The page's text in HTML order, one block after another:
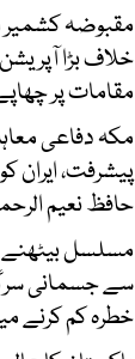
مقبوضہ
مقامات پر
مکہ دفاعی
پیشرفت، ایران
حافظ نعیم
مسلسل بیٹھنے
سے جسمانی
خطرہ کم کرنے